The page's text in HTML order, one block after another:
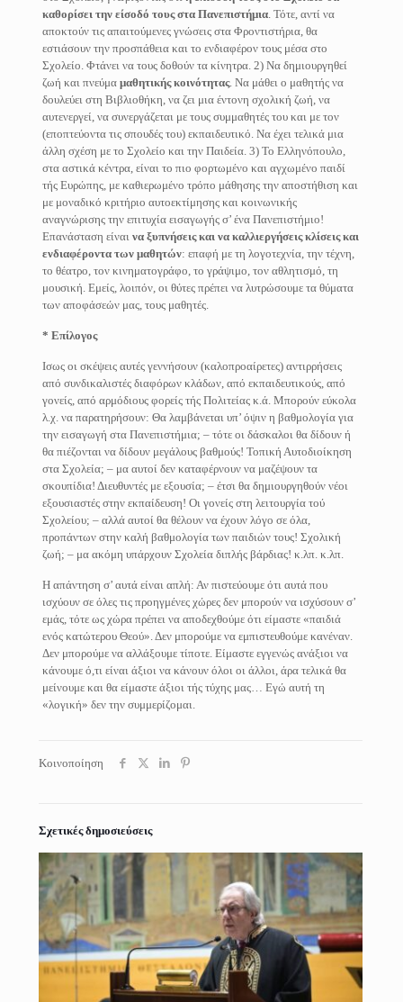
καθορίσει την είσοδό τους στα Πανεπιστήμια. Τότε, αντί να
αποκτούν τις απαιτούμενες γνώσεις στα Φροντιστήρια, θα
εστιάσουν την προσπάθεια και το ενδιαφέρον τους μέσα στο
Σχολείο. Φτάνει να τους δοθούν τα κίνητρα. 2) Να δημιουργηθεί
ζωή και πνεύμαμαθητικής κοινότητας. Να μάθει ο μαθητής να
δουλεύει στη Βιβλιοθήκη, να ζει μια έντονη σχολική ζωή, να
αυτενεργεί, να συνεργάζεται με τους συμμαθητές του και με τον
(εποπτεύοντα τις σπουδές του) εκπαιδευτικό. Να έχει τελικά μια
άλλη σχέση με το Σχολείο και την Παιδεία. 3) Το Ελληνόπουλο,
στα αστικά κέντρα, είναι το πιο φορτωμένο και αγχωμένο παιδί
τής Ευρώπης, με καθιερωμένο τρόπο μάθησης την αποστήθιση και
με μοναδικό κριτήριο αυτοεκτίμησης και κοινωνικής
αναγνώρισης την επιτυχία εισαγωγής σ’ ένα Πανεπιστήμιο!
Επανάσταση είναι να ξυπνήσεις και να καλλιεργήσεις κλίσεις και
ενδιαφέροντα των μαθητών: επαφή με τη λογοτεχνία, την τέχνη,
το θέατρο, τον κινηματογράφο, το γράψιμο, τον αθλητισμό, τη
μουσική. Εμείς, λοιπόν, οι θύτες πρέπει να λυτρώσουμε τα θύματα
των αποφάσεών μας, τους μαθητές.
* Επίλογος
Ισως οι σκέψεις αυτές γεννήσουν (καλοπροαίρετες) αντιρρήσεις
από συνδικαλιστές διαφόρων κλάδων, από εκπαιδευτικούς, από
γονείς, από αρμόδιους φορείς τής Πολιτείας κ.ά. Μπορούν εύκολα
λ.χ. να παρατηρήσουν: Θα λαμβάνεται υπ’ όψιν η βαθμολογία για
την εισαγωγή στα Πανεπιστήμια; – τότε οι δάσκαλοι θα δίδουν ή
θα πιέζονται να δίδουν μεγάλους βαθμούς! Τοπική Αυτοδιοίκηση
στα Σχολεία; – μα αυτοί δεν καταφέρνουν να μαζέψουν τα
σκουπίδια! Διευθυντές με εξουσία; – έτσι θα δημιουργηθούν νέοι
εξουσιαστές στην εκπαίδευση! Οι γονείς στη λειτουργία τού
Σχολείου; – αλλά αυτοί θα θέλουν να έχουν λόγο σε όλα,
προπάντων στην καλή βαθμολογία των παιδιών τους! Σχολική
ζωή; – μα ακόμη υπάρχουν Σχολεία διπλής βάρδιας! κ.λπ. κ.λπ.
Η απάντηση σ’ αυτά είναι απλή: Αν πιστεύουμε ότι αυτά που
ισχύουν σε όλες τις προηγμένες χώρες δεν μπορούν να ισχύσουν σ’
εμάς, τότε ως χώρα πρέπει να αποδεχθούμε ότι είμαστε «παιδιά
ενός κατώτερου Θεού». Δεν μπορούμε να εμπιστευθούμε κανέναν.
Δεν μπορούμε να αλλάξουμε τίποτε. Είμαστε εγγενώς ανάξιοι να
κάνουμε ό,τι είναι άξιοι να κάνουν όλοι οι άλλοι, άρα τελικά θα
μείνουμε και θα είμαστε άξιοι τής τύχης μας… Εγώ αυτή τη
«λογική» δεν την συμμερίζομαι.
Κοινοποίηση
Σχετικές δημοσιεύσεις